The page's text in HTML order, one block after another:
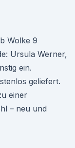
Wolke 9
Ursula Werner,
ein.
geliefert.
einer
– neu und